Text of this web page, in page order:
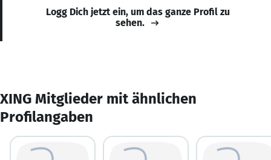
Logg Dich jetzt ein, um das ganze Profil zu
sehen.
XING Mitglieder mit ähnlichen
Profilangaben